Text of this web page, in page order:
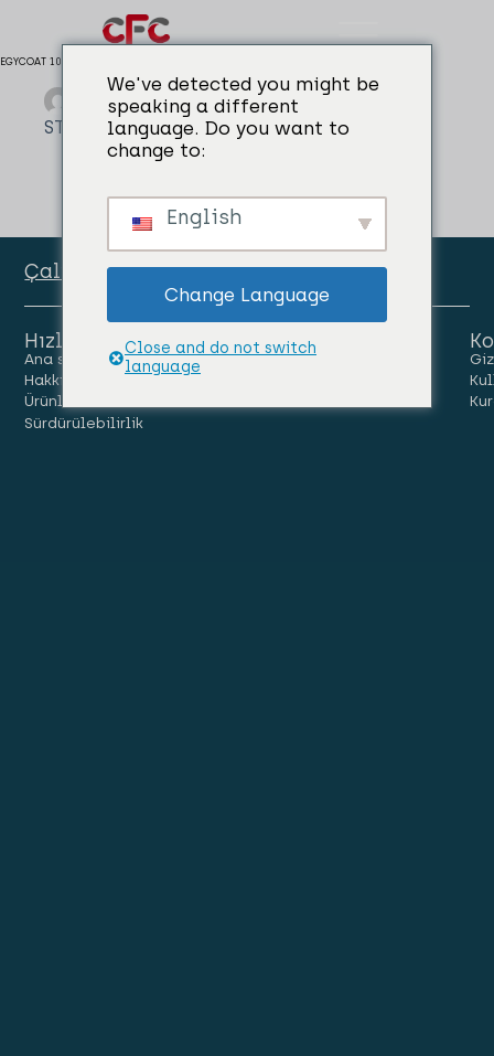
EGYCOAT 104 ZR
admin
01/04/2024
STEEL CORE & MOULD COATINGS
Çalışan Portalı
Hızlı Linkler
Ana sayfa
Hakkımızda
Ürünler
Sürdürülebilirlik
İnsanlar
Haberler
Kariyer
We've detected you might be
speaking a different
language. Do you want to
change to:
English
Change Language
Close and do not switch
language